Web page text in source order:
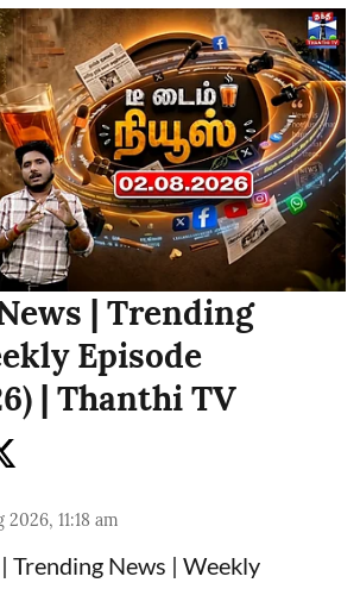
| Trending
Episode
| Thanthi TV
2026, 11:18 am
Trending News | Weekly